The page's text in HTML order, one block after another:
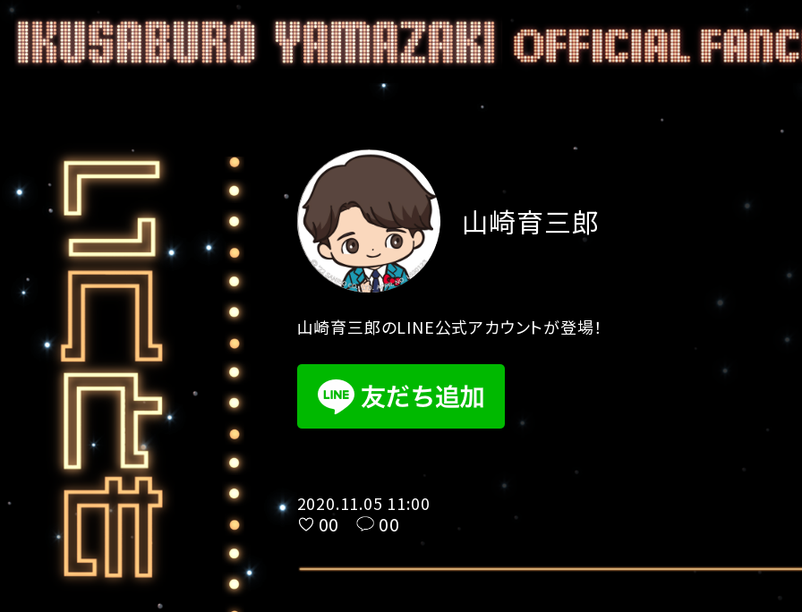
山崎育三郎
山崎育三郎のLINE公式アカウントが登場！
2020.11.05 11:00
00 00